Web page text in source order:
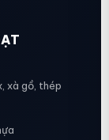
xà gồ, thép